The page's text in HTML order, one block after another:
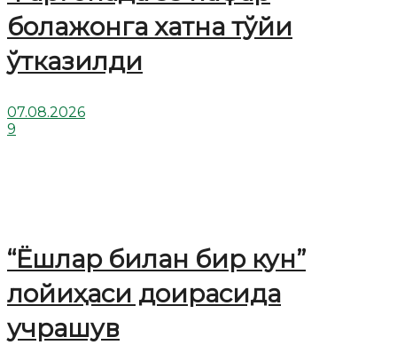
болажонга хатна тўйи
ўтказилди
07.08.2026
9
“Ёшлар билан бир кун”
лойиҳаси доирасида
учрашув